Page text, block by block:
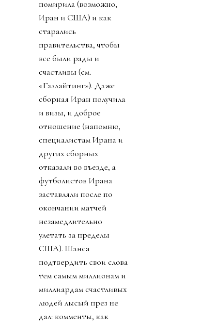
помирила (возможно,
Иран и США) и как
старались
правительства, чтобы
все были рады и
счастливы (см.
«Газлайтинг»). Даже
сборная Иран получила
и визы, и доброе
отношение (напомню,
специалистам Ирана и
других сборных
отказали во въезде, а
футболистов Ирана
заставляли после по
окончании матчей
незамедлительно
улетать за пределы
США). Шанса
подтвердить свои слова
тем самым миллионам и
миллиардам счастливых
людей лысый през не
дал: комменты, как